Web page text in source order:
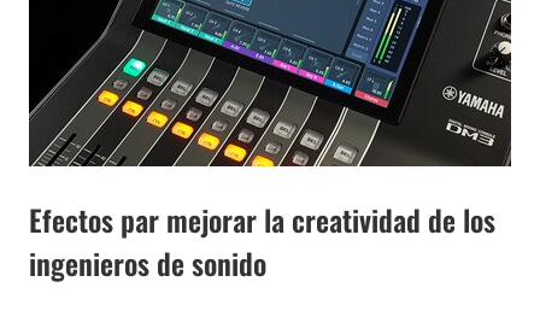
Efectos par mejorar la creatividad de los
ingenieros de sonido